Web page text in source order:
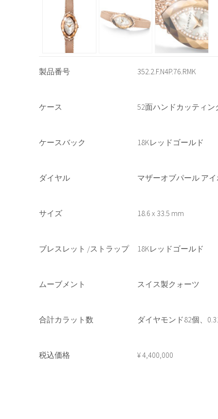
製品番号 352.2.F.N4P.76.RMK
ケース 52面ハンドカッティ
ケースバック 18Kレッドゴールド
ダイヤル マザーオブパール ア
サイズ 18.6 x 33.5 mm
ブレスレット /ストラップ 18Kレッドゴールド
ムーブメント スイス製クォーツ
合計カラット数 ダイヤモンド82個、
税込価格 ¥ 4,400,000